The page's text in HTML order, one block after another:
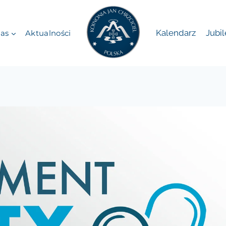
Aktualności Kalendarz